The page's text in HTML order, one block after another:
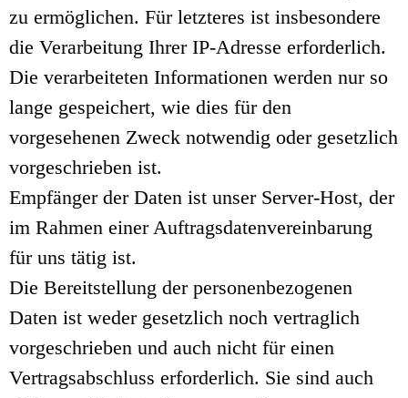
zu ermöglichen. Für letzteres ist insbesondere
die Verarbeitung Ihrer IP-Adresse erforderlich.
Die verarbeiteten Informationen werden nur so
lange gespeichert, wie dies für den
vorgesehenen Zweck notwendig oder gesetzlich
vorgeschrieben ist.
Empfänger der Daten ist unser Server-Host, der
im Rahmen einer Auftragsdatenvereinbarung
für uns tätig ist.
Die Bereitstellung der personenbezogenen
Daten ist weder gesetzlich noch vertraglich
vorgeschrieben und auch nicht für einen
Vertragsabschluss erforderlich. Sie sind auch